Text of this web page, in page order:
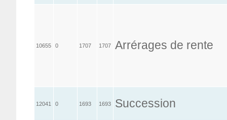
10655 0 1707 1707 Arrérages de rente
12041 0 1693 1693 Succession